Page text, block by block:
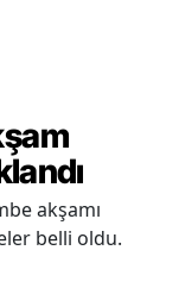
akşamı
belli oldu.